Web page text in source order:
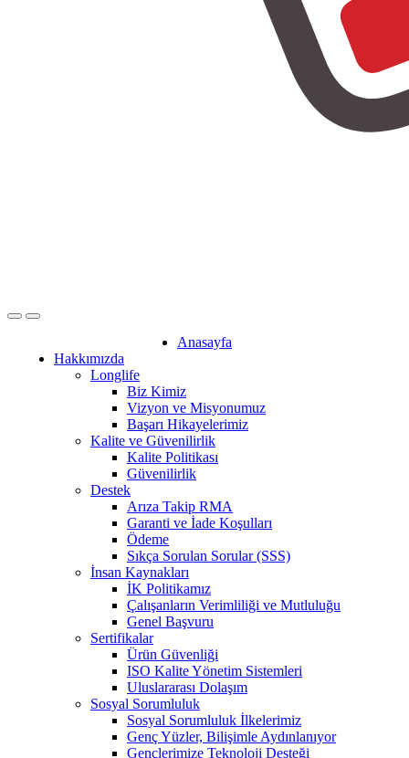
Anasayfa
Hakkımızda
Longlife
Biz Kimiz
Vizyon ve Misyonumuz
Başarı Hikayelerimiz
Kalite ve Güvenilirlik
Kalite Politikası
Güvenilirlik
Destek
Arıza Takip RMA
Garanti ve İade Koşulları
Ödeme
Sıkça Sorulan Sorular (SSS)
İnsan Kaynakları
İK Politikamız
Çalışanların Verimliliği ve Mutluluğu
Genel Başvuru
Sertifikalar
Ürün Güvenliği
ISO Kalite Yönetim Sistemleri
Uluslararası Dolaşım
Sosyal Sorumluluk
Sosyal Sorumluluk İlkelerimiz
Genç Yüzler, Bilişimle Aydınlanıyor
Gençlerimize Teknoloji Desteği